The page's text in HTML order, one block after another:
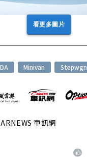
看更多圖片
Minivan Stepwgn
車訊網